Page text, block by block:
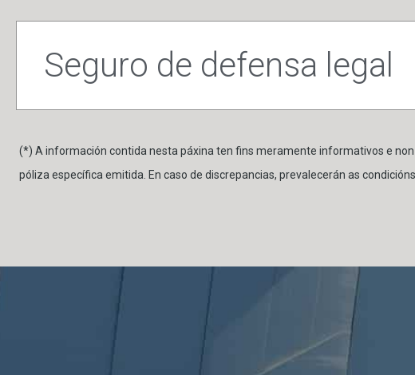
Seguro de defensa legal
(*) A información contida nesta páxina ten fins meramente informativos e
póliza específica emitida. En caso de discrepancias, prevalecerán as